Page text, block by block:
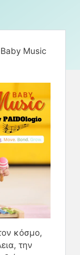
Music
κόσμο,
την